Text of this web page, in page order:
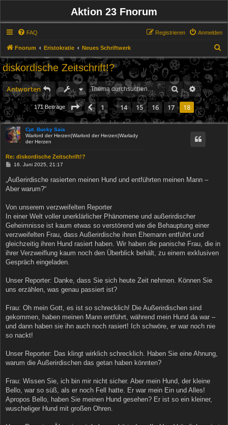
Aktion 23 Fnorum
FAQ Anmelden
Registrieren
Fnorum Eristokratie Neues Schriftwerk
u
h
e
diskordische Zeitschrift!?
Antworten Suche
171 Beiträge Seite 18 von18
Vorherige
1 … 14 15 16 17 18
Cpt. Bucky Saia
Warlord der Herzen|Warlord der Herzen|Warlady
der Herzen
Re: diskordische Zeitschrift!?
B
t
r
16. Juni 2025, 21:17
„Außerirdische rasierten meinen Hund und entführten meinen Mann –
Aber warum?“
Von unserem verzweifelten Reporter
In einer Welt voller unerklärlicher Phänomene und außerirdischer
Geheimnisse ist kaum etwas so verstörend wie die Behauptung einer
verzweifelten Frau, dass Außerirdische ihren Ehemann entführt und
gleichzeitig ihren Hund rasiert haben. Wir haben die panische Frau, die in
ihrer Verzweiflung kaum noch den Überblick behält, zu einem exklusiven
Gespräch eingeladen.
Unser Reporter: Danke, dass Sie sich heute Zeit nehmen. Können Sie
uns erzählen, was genau passiert ist?
Frau: Oh mein Gott, es ist so schrecklich! Die Außerirdischen sind
gekommen, haben meinen Mann entführt, während mein Hund da war –
und dann haben sie ihn auch noch rasiert! Ich schwöre, er war noch nie
so nackt!
Unser Reporter: Das klingt wirklich schrecklich. Haben Sie eine Ahnung,
warum die Außerirdischen das getan haben könnten?
Frau: Wissen Sie, ich bin mir nicht sicher. Aber mein Hund, der kleine
Bello, war so süß, als er noch Fell hatte. Er war mein Ein und Alles!
Apropos Bello, haben Sie meinen Hund gesehen? Er ist so ein kleiner,
wuscheliger Hund mit großen Ohren.